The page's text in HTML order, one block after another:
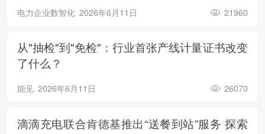
电力企业数智化 2026年6月11日 21960
从"抽检"到"免检"：行业首张产线计量证书改变
了什么？
能见 2026年6月11日 26070
滴滴充电联合肯德基推出“送餐到站”服务 探索